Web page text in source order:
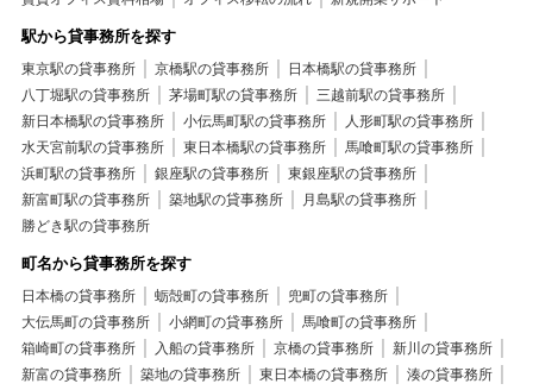
駅から貸事務所を探す
東京駅の貸事務所 京橋駅の貸事務所
日本橋駅の貸事務所
八丁堀駅の貸事務所
茅場町駅の貸事務所
三越前駅の貸事務所
新日本橋駅の貸事務所
小伝馬町駅の貸事務所
人形町駅の貸事務所
水天宮前駅の貸事務所
東日本橋駅の貸事務所
馬喰町駅の貸事務所
浜町駅の貸事務所
銀座駅の貸事務所
東銀座駅の貸事務所
新富町駅の貸事務所
築地駅の貸事務所
月島駅の貸事務所
勝どき駅の貸事務所
町名から貸事務所を探す
日本橋の貸事務所 蛎殻町の貸事務所
兜町の貸事務所
大伝馬町の貸事務所
小網町の貸事務所
馬喰町の貸事務所
箱崎町の貸事務所
入船の貸事務所 京橋の貸事務所
新川の貸事務所
新富の貸事務所
築地の貸事務所 東日本橋の貸事務所
湊の貸事務所